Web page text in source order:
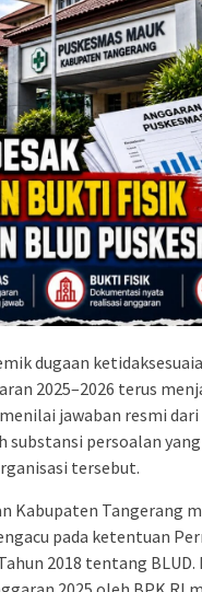
dugaan
2025–2026 terus
jawaban resmi dari
persoalan
tersebut.
Kabupaten Tangerang
pada ketentuan
2018 tentang